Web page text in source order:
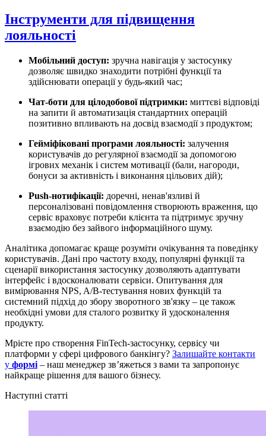
Інструменти для підвищення
лояльності
Мобільний доступ: зручна навігація у застосунку
дозволяє швидко знаходити потрібні функції та
здійснювати операції у будь-який час;
Чат-боти для цілодобової підтримки: миттєві відповіді
на запити й автоматизація стандартних операцій
позитивно впливають на досвід взаємодії з продуктом;
Гейміфіковані програми лояльності: залучення
користувачів до регулярної взаємодії за допомогою
ігрових механік і систем мотивації (бали, нагороди,
бонуси за активність і виконання цільових дій);
Push-нотифікації: доречні, ненав'язливі й
персоналізовані повідомлення створюють враження, що
сервіс враховує потреби клієнта та підтримує зручну
взаємодію без зайвого інформаційного шуму.
Аналітика допомагає краще розуміти очікування та поведінку
користувачів. Дані про частоту входу, популярні функції та
сценарії використання застосунку дозволяють адаптувати
інтерфейс і вдосконалювати сервіси. Опитування для
вимірювання NPS, A/B-тестування нових функцій та
системний підхід до збору зворотного зв'язку – це також
необхідні умови для сталого розвитку й удосконалення
продукту.
Мрієте про створення FinTech-застосунку, сервісу чи
платформи у сфері цифрового банкінгу? Залишайте контакти
у формі – наш менеджер звʼяжеться з вами та запропонує
найкраще рішення для вашого бізнесу.
Наступні статті